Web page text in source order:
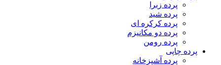
پرده زبرا
پرده شید
پرده کرکره ای
پرده دو مکانیزم
پرده رومن
پرده چاپی
پرده آشپزخانه